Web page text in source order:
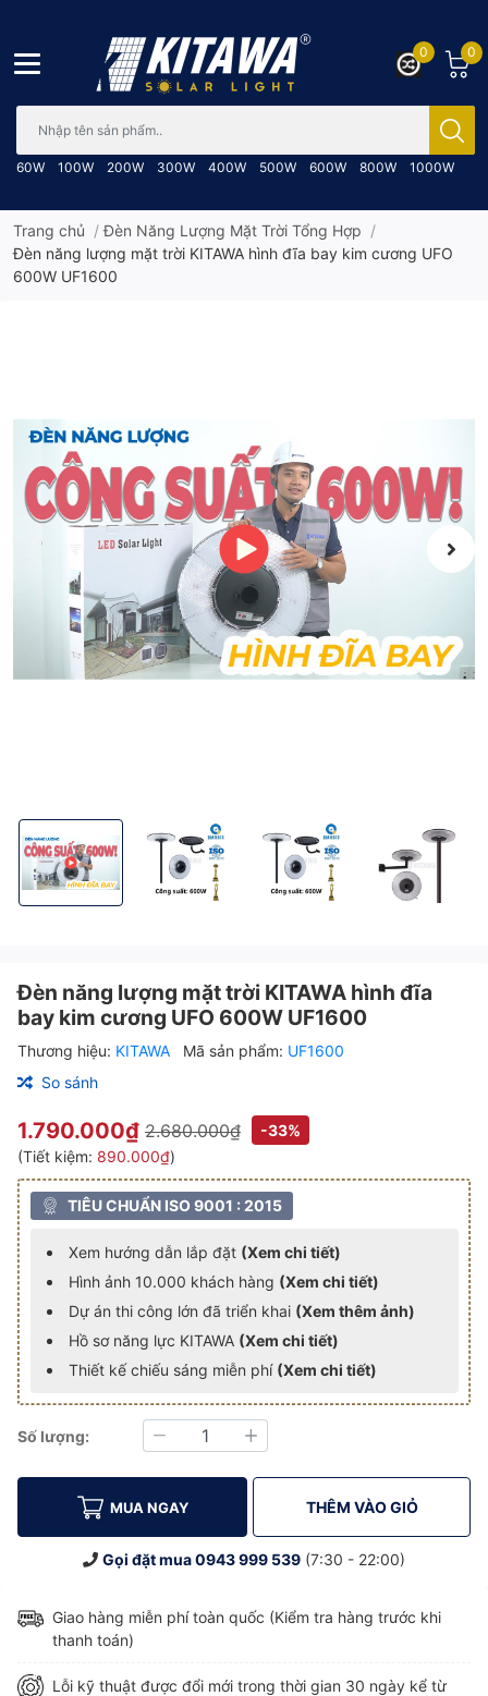
60W 100W 200W 300W 400W 500W 600W 800W 1000W
0
0
Trang chủ /Đèn Năng Lượng Mặt Trời Tổng Hợp /
Đèn năng lượng mặt trời KITAWA hình đĩa bay kim cương UFO
600W UF1600
Đèn năng lượng mặt trời KITAWA hình đĩa bay kim cương UFO
Đèn năng lượng mặt trời KITAWA hình đĩa bay
Đèn năng lượng mặt trời
Đèn năng
Đèn năng lượng mặt trời KITAWA hình đĩa
bay kim cương UFO 600W UF1600
Thương hiệu: KITAWA Mã sản phẩm: UF1600
So sánh
1.790.000₫ 2.680.000₫
-33%
(Tiết kiệm: 890.000₫)
TIÊU CHUẨN ISO 9001 : 2015
Xem hướng dẫn lắp đặt (Xem chi tiết)
Hình ảnh 10.000 khách hàng (Xem chi tiết)
Dự án thi công lớn đã triển khai (Xem thêm ảnh)
Hồ sơ năng lực KITAWA (Xem chi tiết)
Thiết kế chiếu sáng miễn phí (Xem chi tiết)
Số lượng:
Giảm Tăng
MUA NGAY THÊM VÀO GIỎ
Gọi đặt mua0943 999 539 (7:30 - 22:00)
Giao hàng miễn phí toàn quốc (Kiểm tra hàng trước khi
thanh toán)
Lỗi kỹ thuật được đổi mới trong thời gian 30 ngày kể từ